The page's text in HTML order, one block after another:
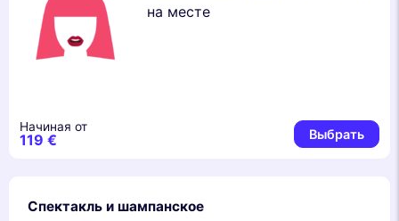
на месте
Начиная от
119 € Выбрать
Спектакль и шампанскоe